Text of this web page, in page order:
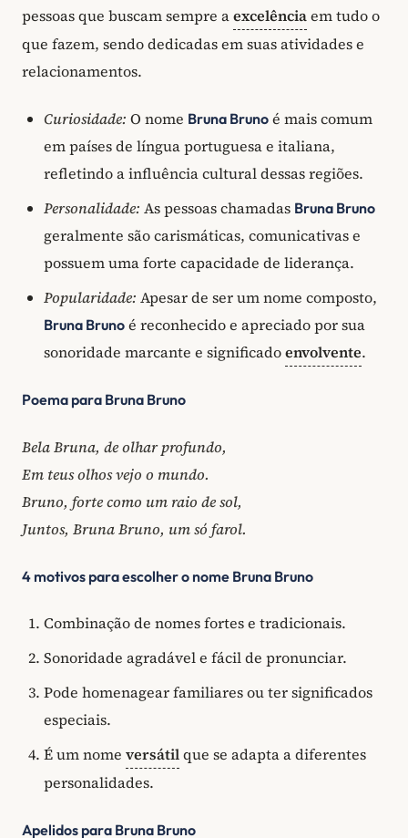
pessoas que buscam sempre aexcelênciaem tudo o
que fazem, sendo dedicadas em suas atividades e
relacionamentos.
Curiosidade: O nome Bruna Bruno é mais comum
em países de língua portuguesa e italiana,
refletindo a influência cultural dessas regiões.
Personalidade: As pessoas chamadas Bruna Bruno
geralmente são carismáticas, comunicativas e
possuem uma forte capacidade de liderança.
Popularidade: Apesar de ser um nome composto,
Bruna Bruno é reconhecido e apreciado por sua
sonoridade marcante e significadoenvolvente.
Poema para Bruna Bruno
Bela Bruna, de olhar profundo,
Em teus olhos vejo o mundo.
Bruno, forte como um raio de sol,
Juntos, Bruna Bruno, um só farol.
4 motivos para escolher o nome Bruna Bruno
Combinação de nomes fortes e tradicionais.
Sonoridade agradável e fácil de pronunciar.
Pode homenagear familiares ou ter significados
especiais.
É um nome versátilque se adapta a diferentes
personalidades.
Apelidos para Bruna Bruno